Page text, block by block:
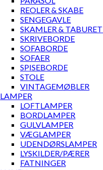
REOLER & SKABE
SENGEGAVLE
SKAMLER &
SKRIVEBORDE
SOFABORDE
SOFAER
SPISEBORDE
STOLE
VINTAGEMØBLER
LAMPER
LOFTLAMPER
BORDLAMPER
GULVLAMPER
VÆGLAMPER
UDENDØRSLAMPER
LYSKILDER/PÆRER
FATNINGER